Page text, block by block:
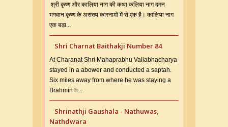
श्री कृष्ण और कालिया नाग की कथा कलिया नाग दमन
भगवान कृष्ण के असंख्य कारनामों में से एक है। कालिया नाग
एक बड़ा...
Shri Charnat Baithakji Number 84
At Charanat Shri Mahaprabhu Vallabhacharya
stayed in a abower and conducted a saptah.
Six miles away from where he was staying a
Brahmin h...
Shrinathji Gaushala - Nathuwas,
Nathdwara